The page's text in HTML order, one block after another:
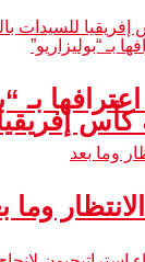
كأس
بـ